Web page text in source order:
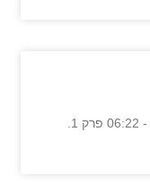
דן וסבתא- סדרה חדשה - פרק 1 06:10 - 06:22 פרק 1.